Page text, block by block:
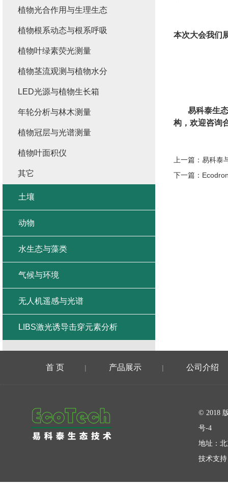
本次大会我们
易科泰生
构，欢迎咨询
上一篇： 易科泰
下一篇：
植物光合作用与生理生态
植物根系动态与根系呼吸
植物叶绿素荧光测量
植物茎流观测与植物水分
LED光源与植物生长箱
年轮分析与林木测量
植物冠层与光谱测量
植物叶面积仪
其它
土壤
动物
水生态与藻类
气候与环境
无人机遥感与光谱
LIBS激光诱导击穿元素分析
首 页 | 产品展示 | 公司介绍
© 2018
号-4
地址：
技术支